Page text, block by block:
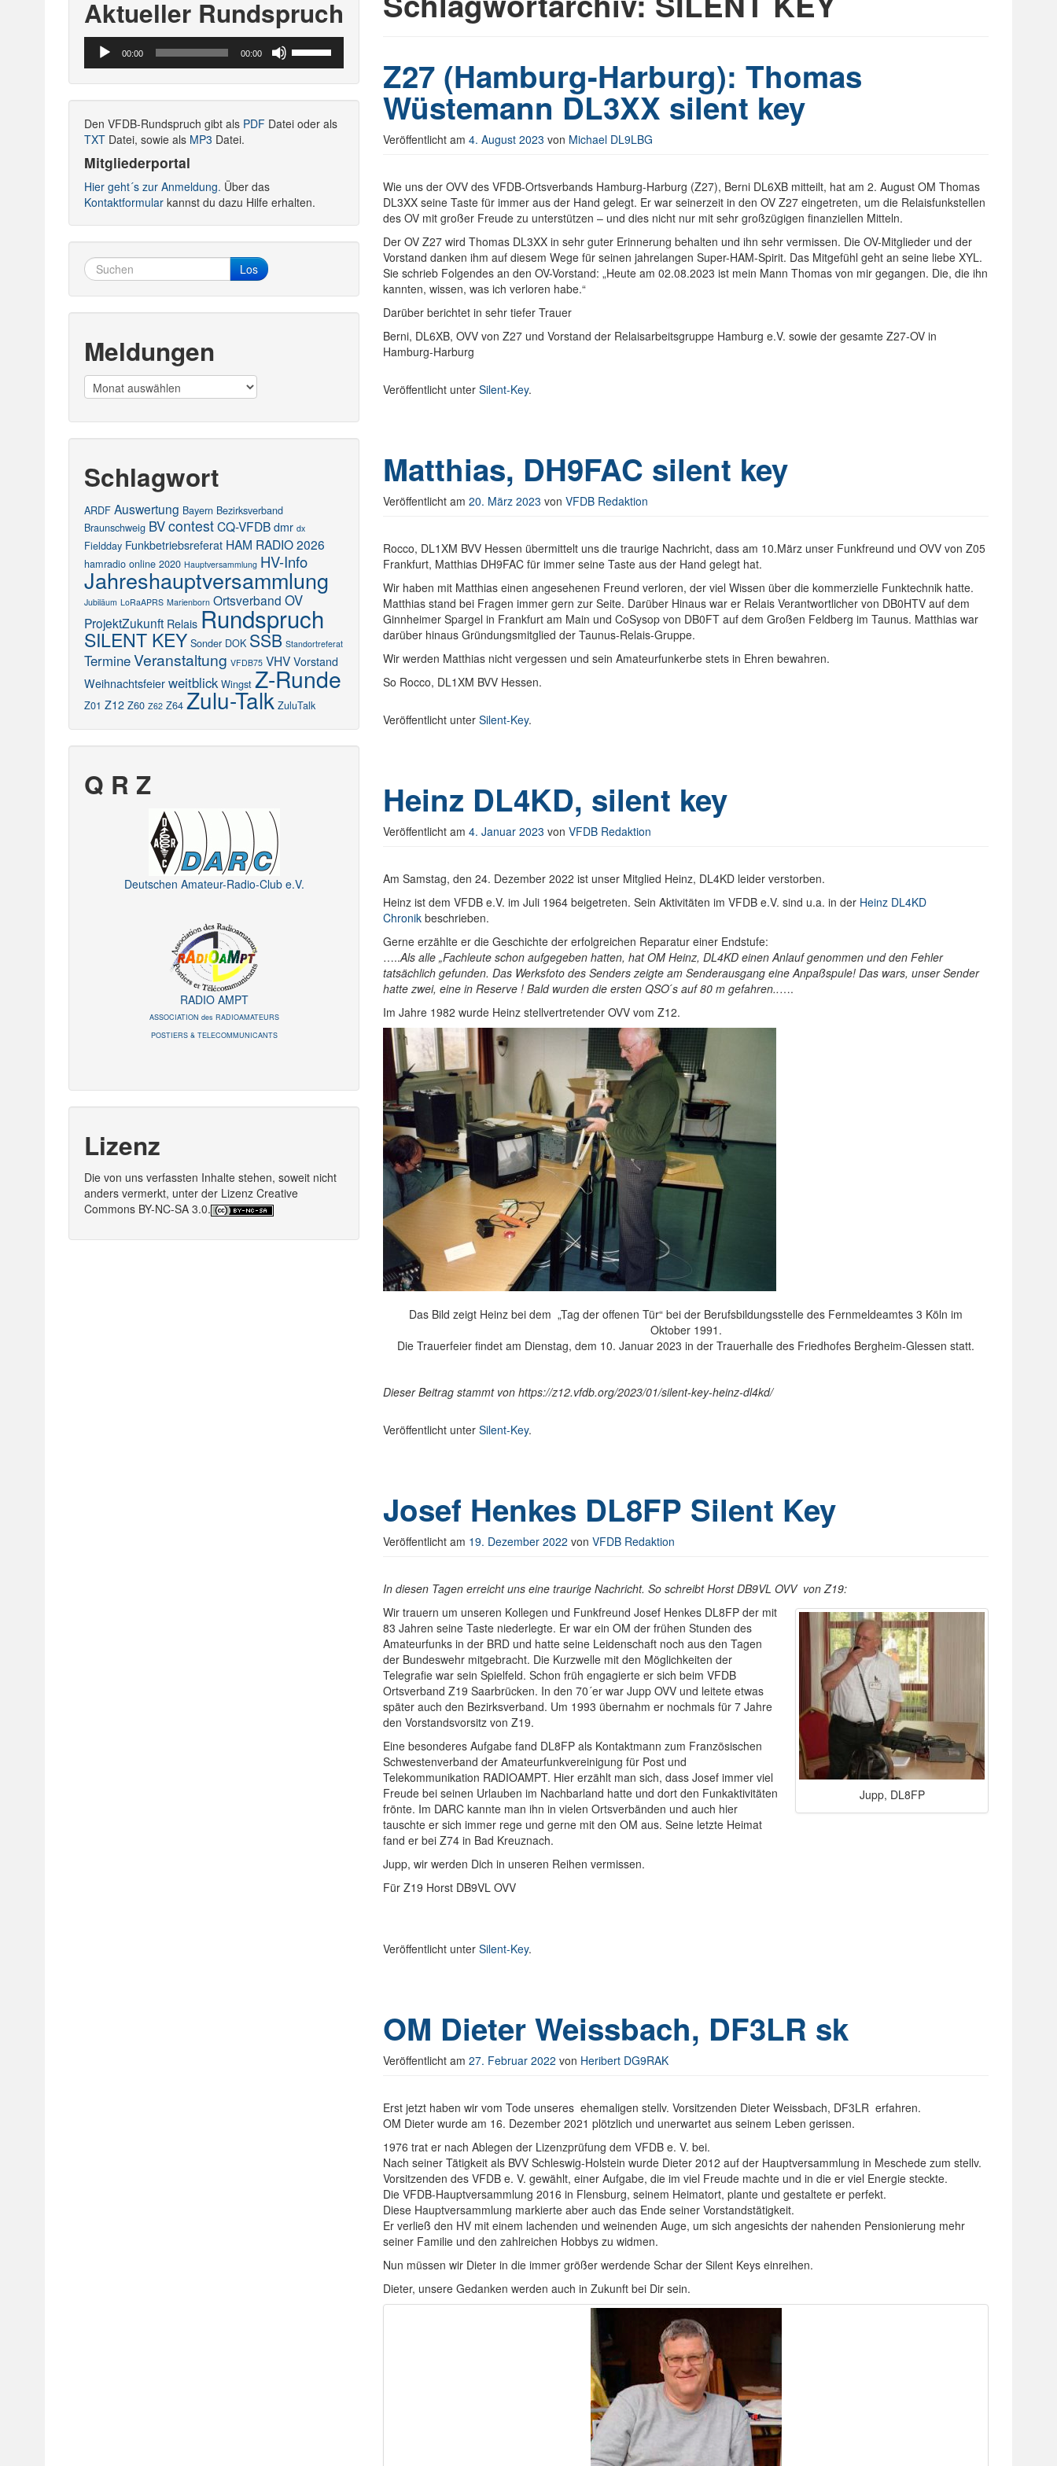
Z27 (Hamburg-Harburg): Thomas
Wüstemann DL3XX silent key
Veröffentlicht am 4. August 2023 von Michael DL9LBG
Wie uns der OVV des VFDB-Ortsverbands Hamburg-Harburg (Z27), Berni DL6XB mitteilt, hat am 2. August OM Thomas
DL3XX seine Taste für immer aus der Hand gelegt. Er war seinerzeit in den OV Z27 eingetreten, um die Relaisfunkstellen
des OV mit großer Freude zu unterstützen – und dies nicht nur mit sehr großzügigen finanziellen Mitteln.
Der OV Z27 wird Thomas DL3XX in sehr guter Erinnerung behalten und ihn sehr vermissen. Die OV-Mitglieder und der
Vorstand danken ihm auf diesem Wege für seinen jahrelangen Super-HAM-Spirit. Das Mitgefühl geht an seine liebe XYL.
Sie schrieb Folgendes an den OV-Vorstand: „Heute am 02.08.2023 ist mein Mann Thomas von mir gegangen. Die, die ihn
kannten, wissen, was ich verloren habe.“
Darüber berichtet in sehr tiefer Trauer
Berni, DL6XB, OVV von Z27 und Vorstand der Relaisarbeitsgruppe Hamburg e.V. sowie der gesamte Z27-OV in
Hamburg-Harburg
Veröffentlicht unter Silent-Key.
Matthias, DH9FAC silent key
Veröffentlicht am 20. März 2023 von VFDB Redaktion
Rocco, DL1XM BVV Hessen übermittelt uns die traurige Nachricht, dass am 10.März unser Funkfreund und OVV von Z05
Frankfurt, Matthias DH9FAC für immer seine Taste aus der Hand gelegt hat.
Wir haben mit Matthias einen angesehenen Freund verloren, der viel Wissen über die kommerzielle Funktechnik hatte.
Matthias stand bei Fragen immer gern zur Seite. Darüber Hinaus war er Relais Verantwortlicher von DB0HTV auf dem
Ginnheimer Spargel in Frankfurt am Main und CoSysop von DB0FT auf dem Großen Feldberg im Taunus. Matthias war
darüber hinaus Gründungsmitglied der Taunus-Relais-Gruppe.
Wir werden Matthias nicht vergessen und sein Amateurfunkerbe stets in Ehren bewahren.
So Rocco, DL1XM BVV Hessen.
Veröffentlicht unter Silent-Key.
Heinz DL4KD, silent key
Veröffentlicht am 4. Januar 2023 von VFDB Redaktion
Am Samstag, den 24. Dezember 2022 ist unser Mitglied Heinz, DL4KD leider verstorben.
Heinz ist dem VFDB e.V. im Juli 1964 beigetreten. Sein Aktivitäten im VFDB e.V. sind u.a. in der Heinz DL4KD
Chronik beschrieben.
Gerne erzählte er die Geschichte der erfolgreichen Reparatur einer Endstufe:
…..Als alle „Fachleute schon aufgegeben hatten, hatOM Heinz, DL4KD einen Anlauf genommen und den Fehler
tatsächlich gefunden. Das Werksfoto des Senders zeigte am Senderausgang eine Anpaßspule! Das wars, unser Sender
hatte zwei, eine in Reserve ! Bald wurden die ersten QSO ́s auf 80 m gefahren..….
Im Jahre 1982 wurde Heinz stellvertretender OVV vom Z12.
Das Bild zeigt Heinz bei dem „Tag der offenen Tür“ bei der Berufsbildungsstelle des Fernmeldeamtes 3 Köln im
Oktober 1991.
Die Trauerfeier findet am Dienstag, dem 10. Januar 2023 in der Trauerhalle des Friedhofes Bergheim-Glessen statt.
Dieser Beitrag stammt von https://z12.vfdb.org/2023/01/silent-key-heinz-dl4kd/
Veröffentlicht unter Silent-Key.
Josef Henkes DL8FP Silent Key
Veröffentlicht am 19. Dezember 2022 von VFDB Redaktion
In diesen Tagen erreicht uns eine traurige Nachricht. So schreibt Horst DB9VL OVV von Z19:
Jupp, DL8FP
Wir trauern um unseren Kollegen und Funkfreund Josef Henkes DL8FP der mit
83 Jahren seine Taste niederlegte. Er war ein OM der frühen Stunden des
Amateurfunks in der BRD und hatte seine Leidenschaft noch aus den Tagen
der Bundeswehr mitgebracht. Die Kurzwelle mit den Möglichkeiten der
Telegrafie war sein Spielfeld. Schon früh engagierte er sich beim VFDB
Ortsverband Z19 Saarbrücken. In den 70´er war Jupp OVV und leitete etwas
später auch den Bezirksverband. Um 1993 übernahm er nochmals für 7 Jahre
den Vorstandsvorsitz von Z19.
Eine besonderes Aufgabe fand DL8FP als Kontaktmann zum Französischen
Schwestenverband der Amateurfunkvereinigung für Post und
Telekommunikation RADIOAMPT. Hier erzählt man sich, dass Josef immer viel
Freude bei seinen Urlauben im Nachbarland hatte und dort den Funkaktivitäten
frönte. Im DARC kannte man ihn in vielen Ortsverbänden und auch hier
tauschte er sich immer rege und gerne mit den OM aus. Seine letzte Heimat
fand er bei Z74 in Bad Kreuznach.
Jupp, wir werden Dich in unseren Reihen vermissen.
Für Z19 Horst DB9VL OVV
Veröffentlicht unter Silent-Key.
OM Dieter Weissbach, DF3LR sk
Veröffentlicht am 27. Februar 2022 von Heribert DG9RAK
Erst jetzt haben wir vom Tode unseres ehemaligen stellv. Vorsitzenden Dieter Weissbach, DF3LR erfahren.
OM Dieter wurde am 16. Dezember 2021 plötzlich und unerwartet aus seinem Leben gerissen.
1976 trat er nach Ablegen der Lizenzprüfung dem VFDB e. V. bei.
Nach seiner Tätigkeit als BVV Schleswig-Holstein wurde Dieter 2012 auf der Hauptversammlung in Meschede zum stellv.
Vorsitzenden des VFDB e. V. gewählt, einer Aufgabe, die im viel Freude machte und in die er viel Energie steckte.
Die VFDB-Hauptversammlung 2016 in Flensburg, seinem Heimatort, plante und gestaltete er perfekt.
Diese Hauptversammlung markierte aber auch das Ende seiner Vorstandstätigkeit.
Er verließ den HV mit einem lachenden und weinenden Auge, um sich angesichts der nahenden Pensionierung mehr
seiner Familie und den zahlreichen Hobbys zu widmen.
Nun müssen wir Dieter in die immer größer werdende Schar der Silent Keys einreihen.
Dieter, unsere Gedanken werden auch in Zukunft bei Dir sein.
Aktueller Rundspruch
Audio-
Player
00:00 00:00
Hoch/Runter
Lautstärke
Den VFDB-Rundspruch gibt als PDF Datei oder als
TXT Datei, sowie als MP3 Datei.
Mitgliederportal
Hier geht´s zur Anmeldung. Über das
Kontaktformular kannst du dazu Hilfe erhalten.
Los
Meldungen
Meldungen
Schlagwort
ARDF Auswertung Bayern Bezirksverband
Braunschweig BVcontestCQ-VFDB dmr dx
Fieldday Funkbetriebsreferat HAM RADIO 2026
hamradio online 2020 Hauptversammlung HV-Info
Jahreshauptversammlung
Jubiläum LoRaAPRS Marienborn Ortsverband OV
ProjektZukunft Relais Rundspruch
SILENT KEY Sonder DOK SSB Standortreferat
TermineVeranstaltung VFDB75 VHV Vorstand
Weihnachtsfeier weitblick Wingst Z-Runde
Z01 Z12 Z60 Z62 Z64 Zulu-Talk ZuluTalk
Q R Z
Deutschen Amateur-Radio-Club e.V.
RADIO AMPT
ASSOCIATION des RADIOAMATEURS
POSTIERS & TELECOMMUNICANTS
Lizenz
Die von uns verfassten Inhalte stehen, soweit nicht
anders vermerkt, unter der Lizenz Creative
Commons BY-NC-SA 3.0.